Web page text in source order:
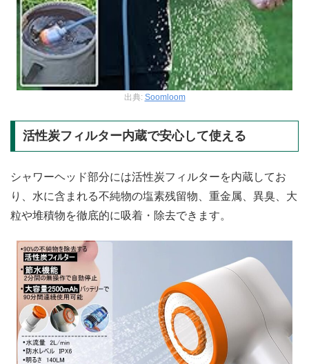
出典: Soomloom
活性炭フィルター内蔵で安心して使える
シャワーヘッド部分には活性炭フィルターを内蔵してお
り、水に含まれる不純物の塩素残留物、重金属、異臭、大
粒や堆積物を徹底的に吸着・除去できます。